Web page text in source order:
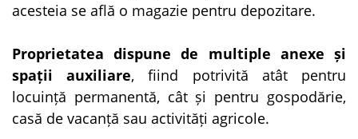
acesteia se află o magazie pentru depozitare.
Proprietatea dispune de multiple anexe și
spații auxiliare, fiind potrivită atât pentru
locuință permanentă, cât și pentru gospodărie,
casă de vacanță sau activități agricole.